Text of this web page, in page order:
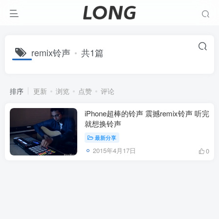
remix铃声 共1篇
排序 更新 浏览 点赞 评论
iPhone超棒的铃声 震撼remix铃声 听完
就想换铃声
最新分享
2015年4月17日 0